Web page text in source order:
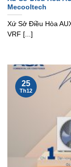
Mecooltech
Xứ Sở Điều Hòa
VRF [...]
25
Th12